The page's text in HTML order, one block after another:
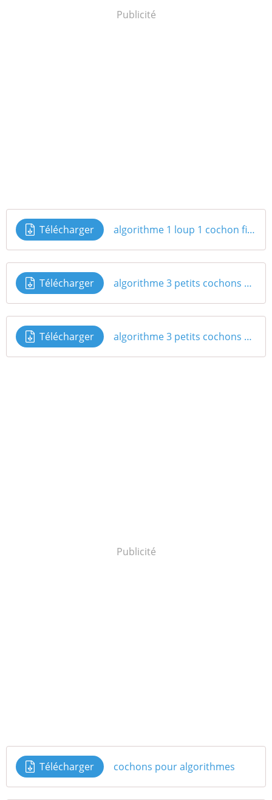
Publicité
Télécharger algorithme 1 loup 1 cochon fiche A4
Télécharger algorithme 3 petits cochons fiche A3
Télécharger algorithme 3 petits cochons modele
Publicité
Télécharger cochons pour algorithmes